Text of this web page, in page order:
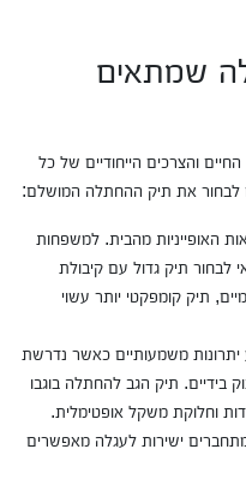
שמתאים
והצרכים הייחודיים של כל
לבחור את תיק ההחתלה המושלם:
האופייניות מהבית. למשפחות
לבחור תיק גדול עם קיבולת
תיק קומפקטי יותר עשוי
יתרונות משמעותיים כאשר נדרשת
בידיים. תיק הגב להחתלה בוגבו
וחלוקת משקל אופטימלית.
ישירות לעגלה מאפשרים